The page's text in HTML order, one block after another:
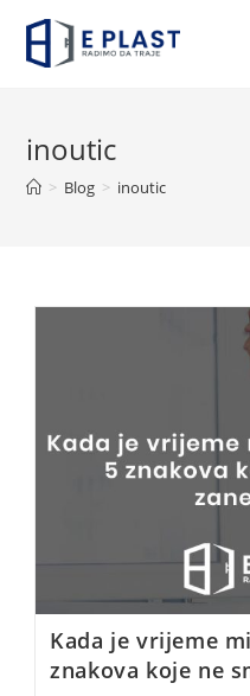
content
inoutic
> Blog > inoutic
Kada je vrijeme
znakova koje ne